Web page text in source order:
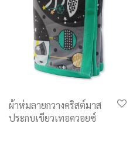
ผ้าห่มลายกวางคริสต์มาส
ประกบเขียวเทอควอยซ์